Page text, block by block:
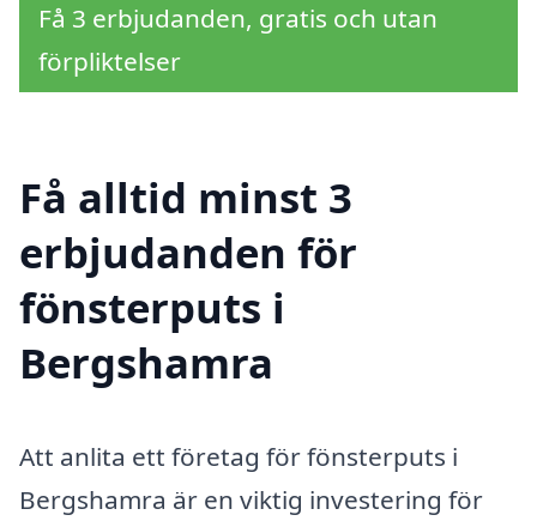
Få 3 erbjudanden, gratis och utan
förpliktelser
Få alltid minst 3
erbjudanden för
fönsterputs i
Bergshamra
Att anlita ett företag för fönsterputs i
Bergshamra är en viktig investering för